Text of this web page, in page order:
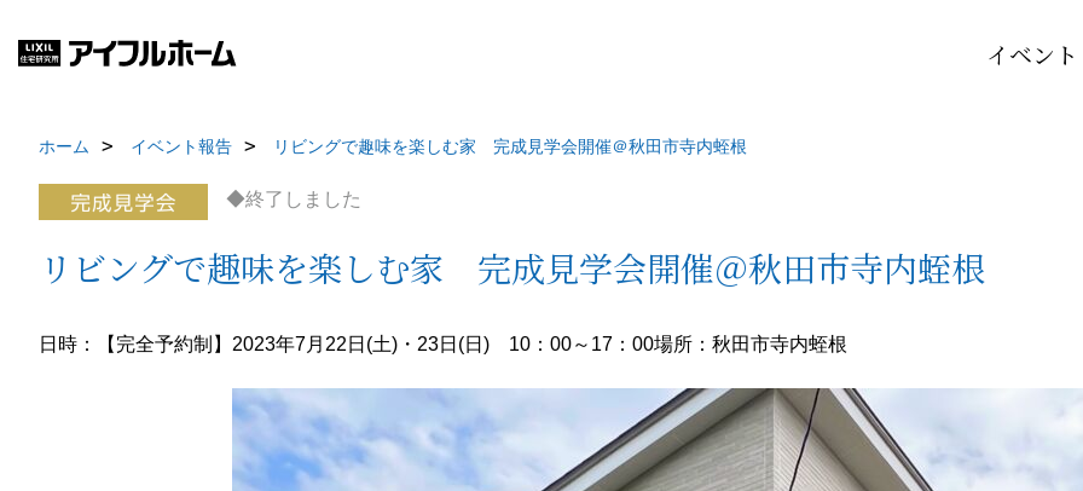
イベント
ホーム イベント報告 リビングで趣味を楽しむ家 完成見学会開催＠秋田市寺内蛭根
◆終了しました
リビングで趣味を楽しむ家 完成見学会開催＠秋田市寺内蛭根
日時：【完全予約制】2023年7月22日(土)・23日(日) 10：00～17：00場所：秋田市寺内蛭根